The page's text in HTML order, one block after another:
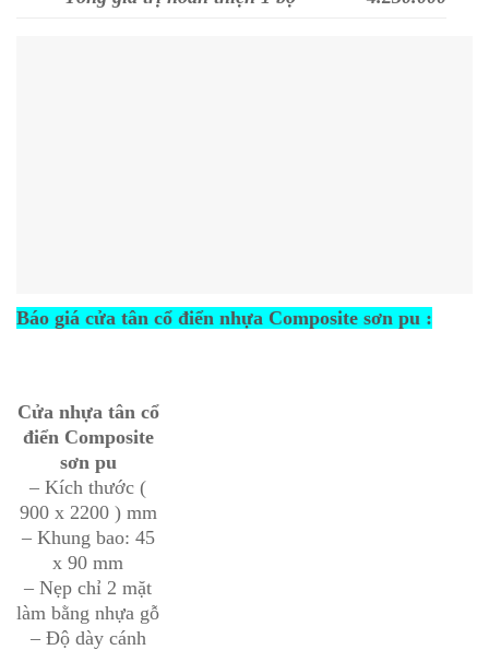
Báo giá cửa tân cổ điển nhựa Composite sơn pu :
Cửa nhựa tân cổ
điển Composite
sơn pu
– Kích thước (
900 x 2200 ) mm
– Khung bao: 45
x 90 mm
– Nẹp chỉ 2 mặt
làm bằng nhựa gỗ
– Độ dày cánh